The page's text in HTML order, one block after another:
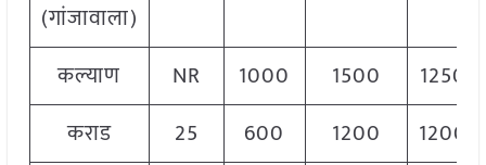
(गांजावाला)
कल्याण NR 1000 1500
1250
कराड
25 600 1200
1200